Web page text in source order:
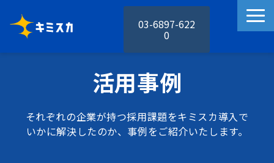
03-6897-622
0
キミスカの機能
料金プラン
活用事例
それぞれの企業が持つ採用課題をキミスカ導入で
いかに解決したのか、事例をご紹介いたします。